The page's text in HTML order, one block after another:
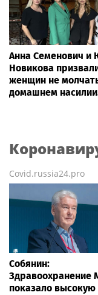
Анна Семенович и
Новикова
женщин не
домашнем
Covid.russia24.pro
Собянин:
Здравоохранение
показало высокую